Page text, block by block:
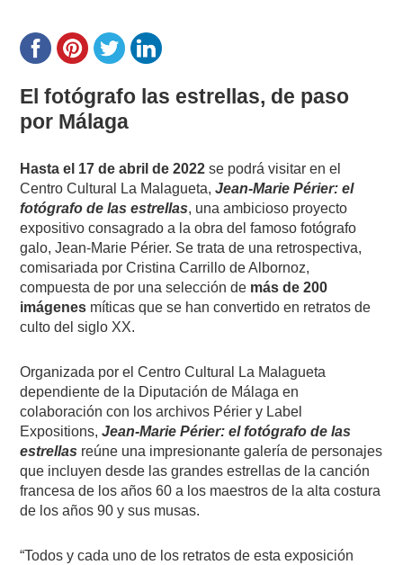
El fotógrafo las estrellas, de paso
por Málaga
Hasta el 17 de abril de 2022 se podrá visitar en el
Centro Cultural La Malagueta,Jean-Marie Périer: el
fotógrafo de las estrellas, una ambicioso proyecto
expositivo consagrado a la obra del famoso fotógrafo
galo, Jean-Marie Périer. Se trata de una retrospectiva,
comisariada por Cristina Carrillo de Albornoz,
compuesta de por una selección de más de 200
imágenes míticas que se han convertido en retratos de
culto del siglo XX.
Organizada por el Centro Cultural La Malagueta
dependiente de la Diputación de Málaga en
colaboración con los archivos Périer y Label
Expositions,Jean-Marie Périer: el fotógrafo de las
estrellas reúne una impresionante galería de personajes
que incluyen desde las grandes estrellas de la canción
francesa de los años 60 a los maestros de la alta costura
de los años 90 y sus musas.
“Todos y cada uno de los retratos de esta exposición